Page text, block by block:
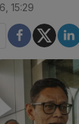
15:29